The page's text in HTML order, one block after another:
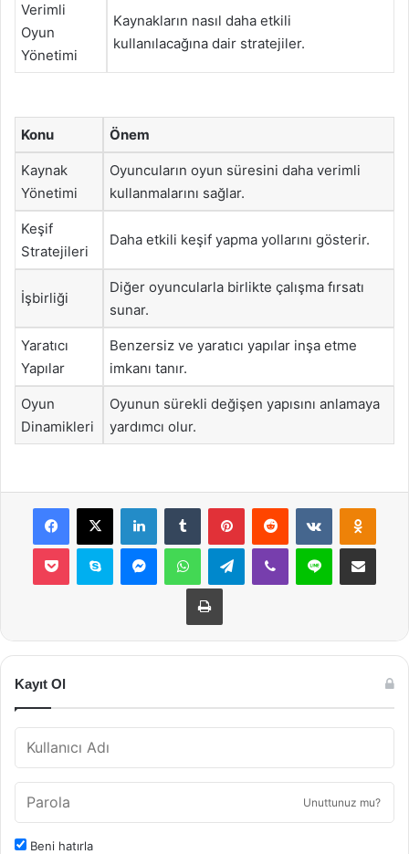
Verimli
Oyun
Yönetimi
Kaynakların nasıl daha etkili
kullanılacağına dair stratejiler.
Konu Önem
Kaynak
Yönetimi
Oyuncuların oyun süresini daha verimli
kullanmalarını sağlar.
Keşif
Stratejileri
Daha etkili keşif yapma yollarını gösterir.
İşbirliği
Diğer oyuncularla birlikte çalışma fırsatı
sunar.
Yaratıcı
Yapılar
Benzersiz ve yaratıcı yapılar inşa etme
imkanı tanır.
Oyun
Dinamikleri
Oyunun sürekli değişen yapısını anlamaya
yardımcı olur.
Facebook
X LinkedInTumblr PinterestReddit VKontakte
Pocket Skype MessengerWhatsAppTelegramViber Line E-Posta ile
Yazdır
Kayıt Ol
Unuttunuz mu?
Beni hatırla